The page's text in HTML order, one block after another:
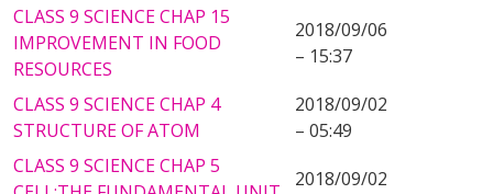
CLASS 9 SCIENCE CHAP 15
IMPROVEMENT IN FOOD
RESOURCES
2018/09/06
– 15:37
CLASS 9 SCIENCE CHAP 4
STRUCTURE OF ATOM
2018/09/02
– 05:49
CLASS 9 SCIENCE CHAP 5
2018/09/02